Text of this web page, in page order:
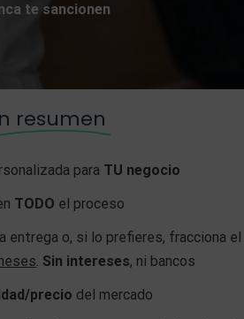
te sancionen
resumen
para TU negocio
TODO el proceso
entrega o, si lo prefieres, fracciona el
. Sin intereses, ni bancos
precio del mercado